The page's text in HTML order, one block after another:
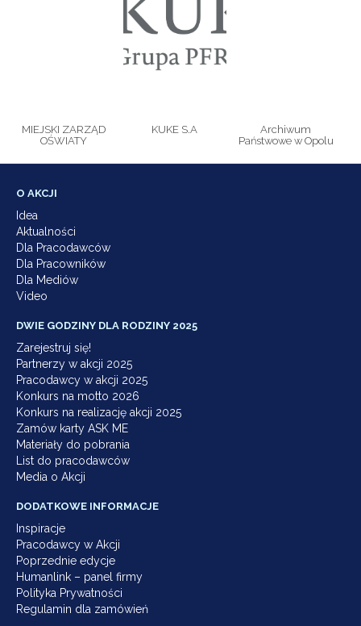
MIEJSKI ZARZĄD
OŚWIATY
KUKE S.A
Archiwum
Państwowe w Opolu
O AKCJI
Idea
Aktualności
Dla Pracodawców
Dla Pracowników
Dla Mediów
Video
DWIE GODZINY DLA RODZINY 2025
Zarejestruj się!
Partnerzy w akcji 2025
Pracodawcy w akcji 2025
Konkurs na motto 2026
Konkurs na realizację akcji 2025
Zamów karty ASK ME
Materiały do pobrania
List do pracodawców
Media o Akcji
DODATKOWE INFORMACJE
Inspiracje
Pracodawcy w Akcji
Poprzednie edycje
Humanlink – panel firmy
Polityka Prywatności
Regulamin dla zamówień